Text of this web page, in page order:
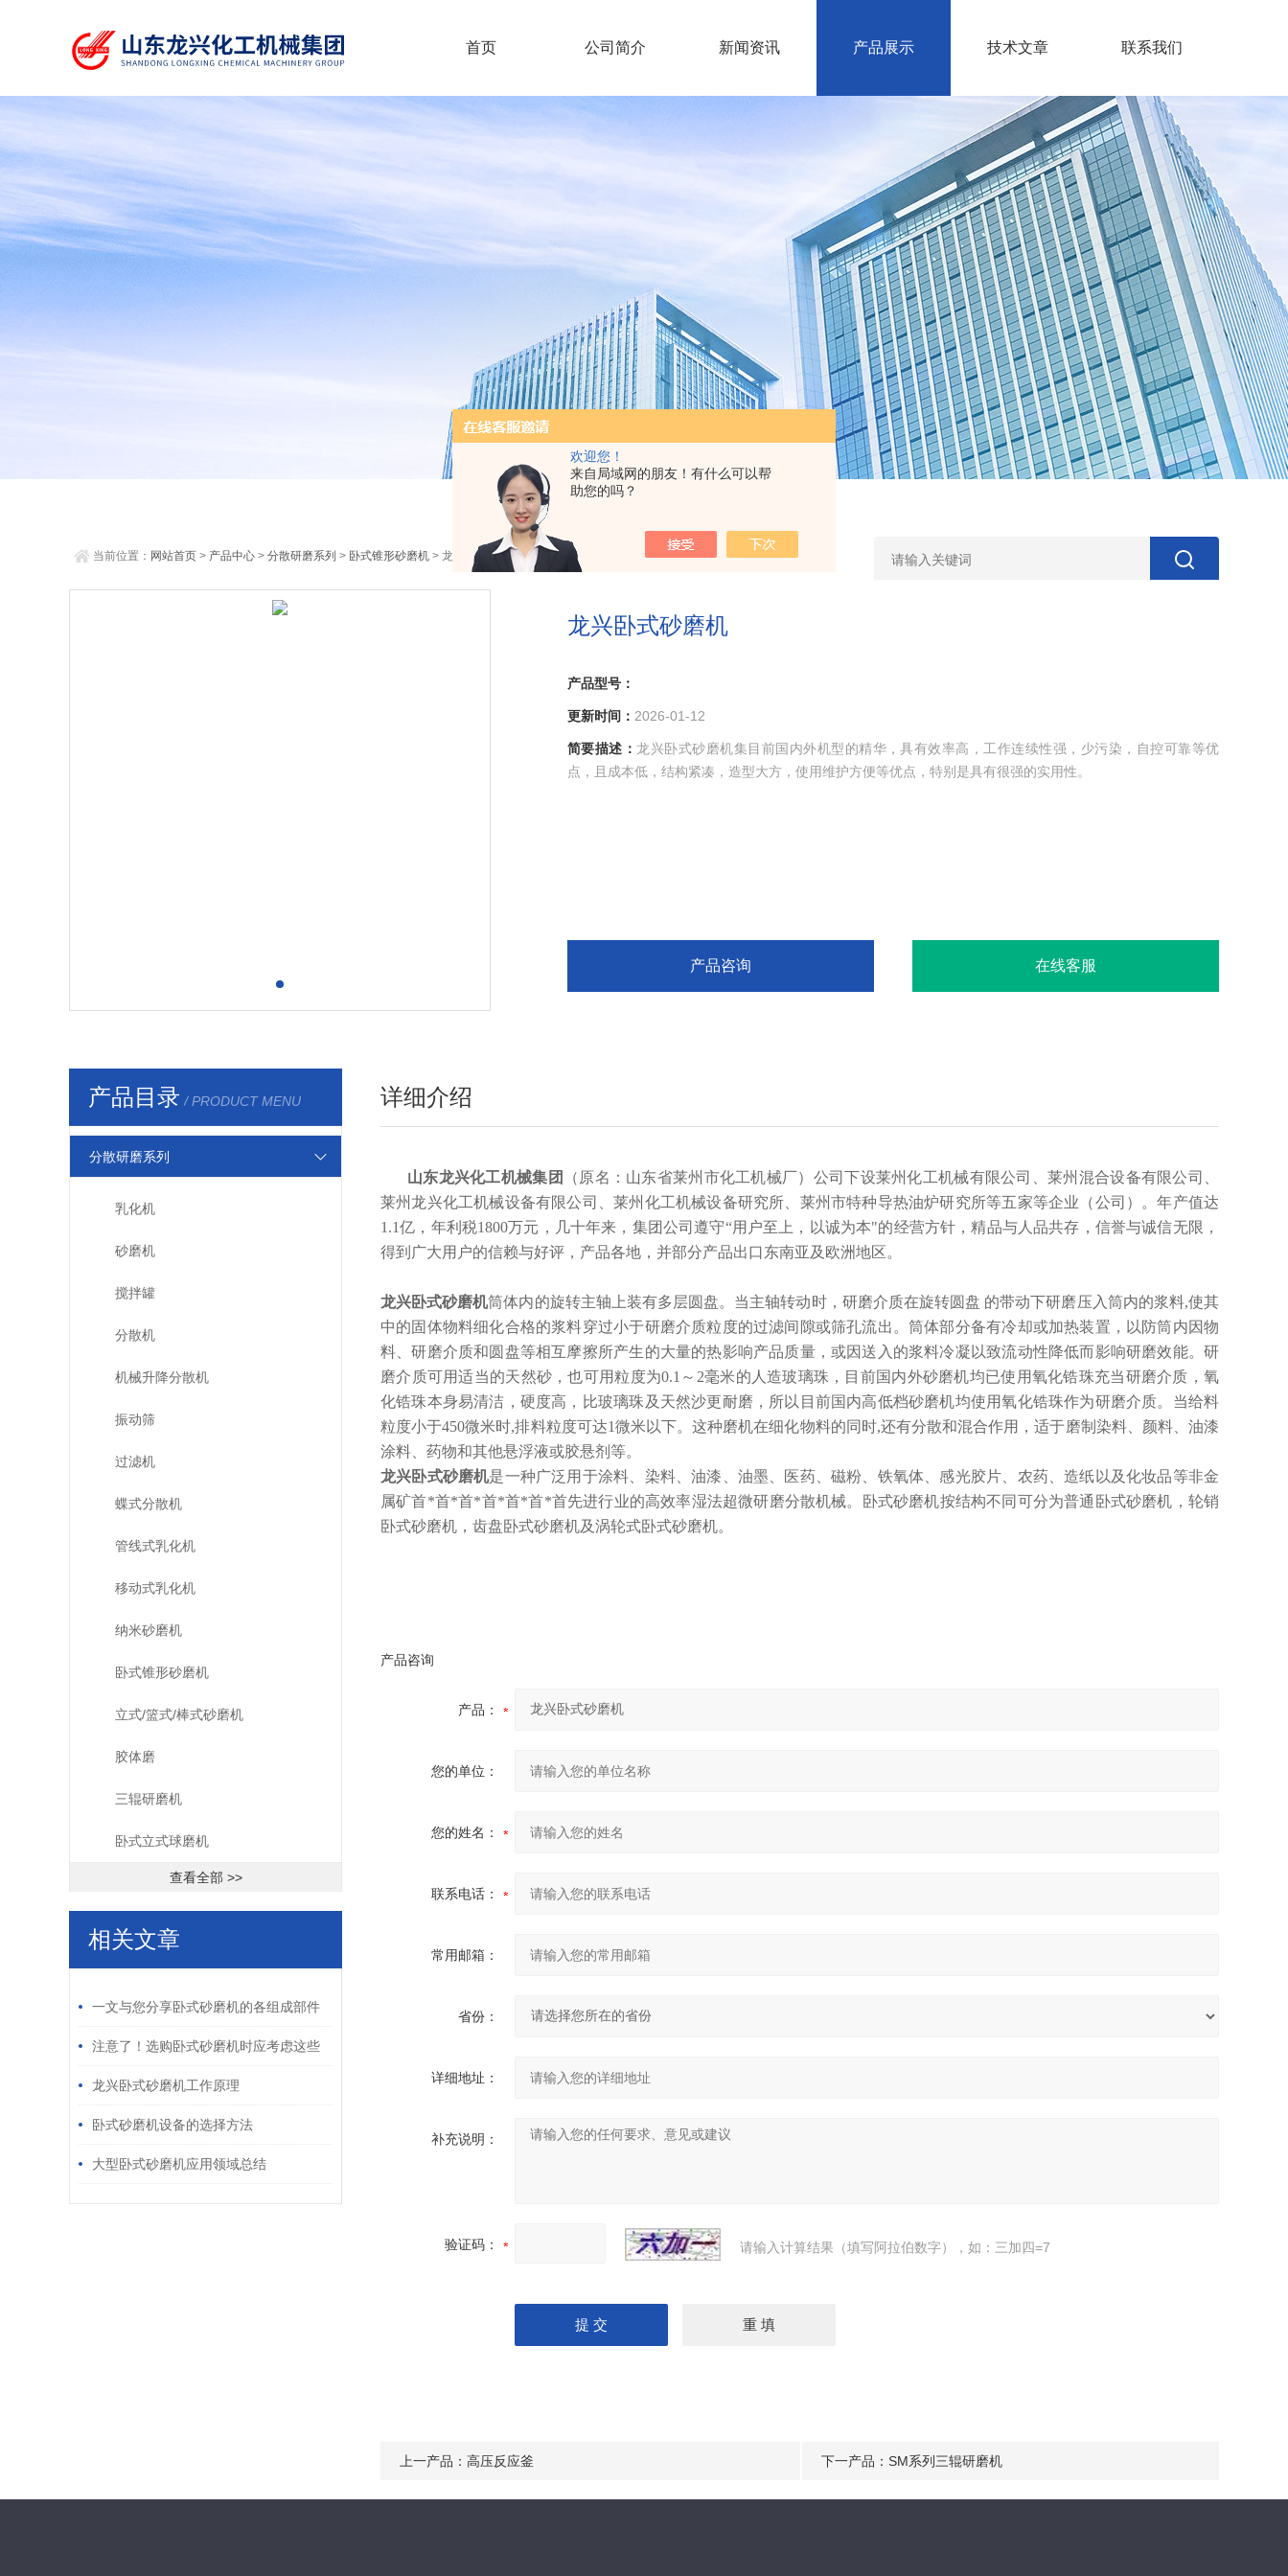
欢迎您！
来自局域网的朋友！有什么可以帮
助您的吗？
首页 公司简介 新闻资讯 产品展示 技术文章 联系我们
当前位置： 网站首页 > 产品中心 > 分散研磨系列 > 卧式锥形砂磨机 > 龙兴卧式砂磨机
龙兴卧式砂磨机
产品型号：
更新时间： 2026-01-12
简要描述： 龙兴卧式砂磨机集目前国内外机型的精华，具有效率高，工作连续性强，少污染，自控可靠等优
点，且成本低，结构紧凑，造型大方，使用维护方便等优点，特别是具有很强的实用性。
产品咨询 在线客服
产品目录 / PRODUCT MENU
分散研磨系列
乳化机
砂磨机
搅拌罐
分散机
机械升降分散机
振动筛
过滤机
蝶式分散机
管线式乳化机
移动式乳化机
纳米砂磨机
卧式锥形砂磨机
立式/篮式/棒式砂磨机
胶体磨
三辊研磨机
卧式立式球磨机
查看全部 >>
相关文章
一文与您分享卧式砂磨机的各组成部件
功能特点
注意了！选购卧式砂磨机时应考虑这些
关键因素
龙兴卧式砂磨机工作原理
卧式砂磨机设备的选择方法
大型卧式砂磨机应用领域总结
详细介绍
山东龙兴化工机械集团
（原名：山东省莱州市化工机械厂）公司下设莱州化工机械有限公司、莱州混合设备有限公司、
莱州龙兴化工机械设备有限公司、莱州化工机械设备研究所、莱州市特种导热油炉研究所等五家等企业（公司）。年产值达
1.1亿，年利税1800万元，几十年来，集团公司遵守“用户至上，以诚为本"的经营方针，精品与人品共存，信誉与诚信无限，
得到广大用户的信赖与好评，产品各地，并部分产品出口东南亚及欧洲地区。
龙兴卧式砂磨机筒体内的旋转主轴上装有多层圆盘。当主轴转动时，研磨介质在旋转圆盘 的带动下研磨压入筒内的浆料,使其
中的固体物料细化合格的浆料穿过小于研磨介质粒度的过滤间隙或筛孔流出。筒体部分备有冷却或加热装置，以防筒内因物
料、研磨介质和圆盘等相互摩擦所产生的大量的热影响产品质量，或因送入的浆料冷凝以致流动性降低而影响研磨效能。研
磨介质可用适当的天然砂，也可用粒度为0.1～2毫米的人造玻璃珠，目前国内外砂磨机均已使用氧化锆珠充当研磨介质，氧
化锆珠本身易清洁，硬度高，比玻璃珠及天然沙更耐磨，所以目前国内高低档砂磨机均使用氧化锆珠作为研磨介质。当给料
粒度小于450微米时,排料粒度可达1微米以下。这种磨机在细化物料的同时,还有分散和混合作用，适于磨制染料、颜料、油漆
涂料、药物和其他悬浮液或胶悬剂等。
龙兴卧式砂磨机是一种广泛用于涂料、染料、油漆、油墨、医药、磁粉、铁氧体、感光胶片、农药、造纸以及化妆品等非金
属矿首*首*首*首*首*首*首先进行业的高效率湿法超微研磨分散机械。卧式砂磨机按结构不同可分为普通卧式砂磨机，轮销
卧式砂磨机，齿盘卧式砂磨机及涡轮式卧式砂磨机。
产品咨询
产品：
您的单位：
您的姓名：
联系电话：
常用邮箱：
省份：
详细地址：
补充说明：
验证码： 请输入计算结果（填写阿拉伯数字），如：三加四=7
上一产品： 高压反应釜 下一产品： SM系列三辊研磨机